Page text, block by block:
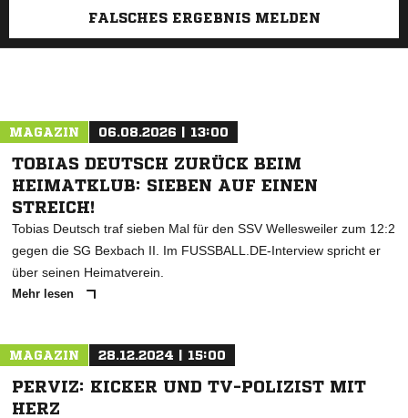
FALSCHES ERGEBNIS MELDEN
MAGAZIN 06.08.2026 | 13:00
TOBIAS DEUTSCH ZURÜCK BEIM
HEIMATKLUB: SIEBEN AUF EINEN
STREICH!
Tobias Deutsch traf sieben Mal für den SSV Wellesweiler zum 12:2
gegen die SG Bexbach II. Im FUSSBALL.DE-Interview spricht er
über seinen Heimatverein.
Mehr lesen
MAGAZIN 28.12.2024 | 15:00
PERVIZ: KICKER UND TV-POLIZIST MIT
HERZ